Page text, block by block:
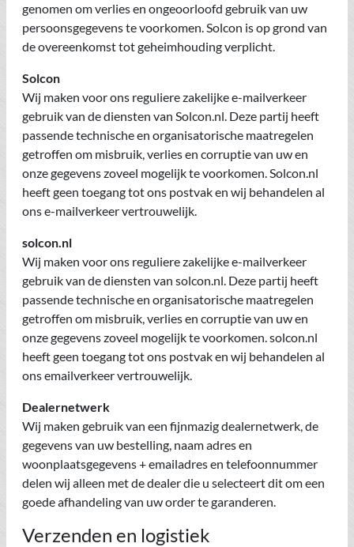
genomen om verlies en ongeoorloofd gebruik van uw
persoonsgegevens te voorkomen. Solcon is op grond van
de overeenkomst tot geheimhouding verplicht.
Solcon
Wij maken voor ons reguliere zakelijke e-mailverkeer
gebruik van de diensten van Solcon.nl. Deze partij heeft
passende technische en organisatorische maatregelen
getroffen om misbruik, verlies en corruptie van uw en
onze gegevens zoveel mogelijk te voorkomen. Solcon.nl
heeft geen toegang tot ons postvak en wij behandelen al
ons e-mailverkeer vertrouwelijk.
solcon.nl
Wij maken voor ons reguliere zakelijke e-mailverkeer
gebruik van de diensten van solcon.nl. Deze partij heeft
passende technische en organisatorische maatregelen
getroffen om misbruik, verlies en corruptie van uw en
onze gegevens zoveel mogelijk te voorkomen. solcon.nl
heeft geen toegang tot ons postvak en wij behandelen al
ons emailverkeer vertrouwelijk.
Dealernetwerk
Wij maken gebruik van een fijnmazig dealernetwerk, de
gegevens van uw bestelling, naam adres en
woonplaatsgegevens + emailadres en telefoonnummer
delen wij alleen met de dealer die u selecteert dit om een
goede afhandeling van uw order te garanderen.
Verzenden en logistiek